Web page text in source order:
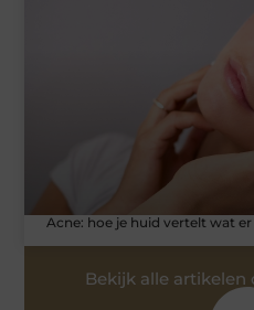
Acne: hoe je huid vertelt wat
Bekijk alle